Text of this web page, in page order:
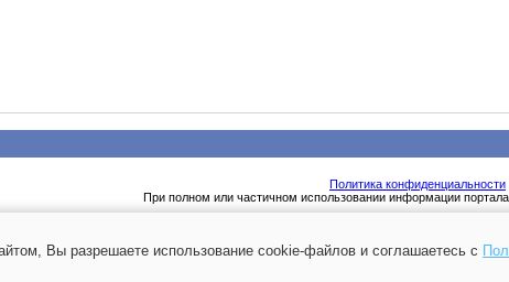
Политика конфиденциальности
При полном или частичном использовании информации
Вы разрешаете использование cookie-файлов и соглашаетесь с